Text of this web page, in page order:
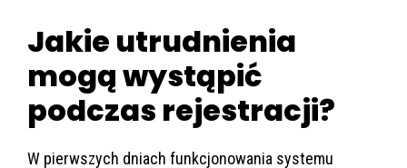
Jakie utrudnienia
mogą wystąpić
podczas rejestracji?
W pierwszych dniach funkcjonowania systemu